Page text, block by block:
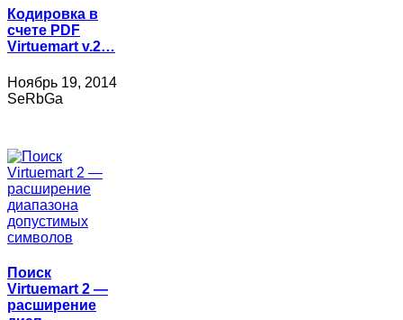
Кодировка в
счете PDF
Virtuemart v.2…
Ноябрь 19, 2014
SeRbGa
Поиск
Virtuemart 2 —
расширение